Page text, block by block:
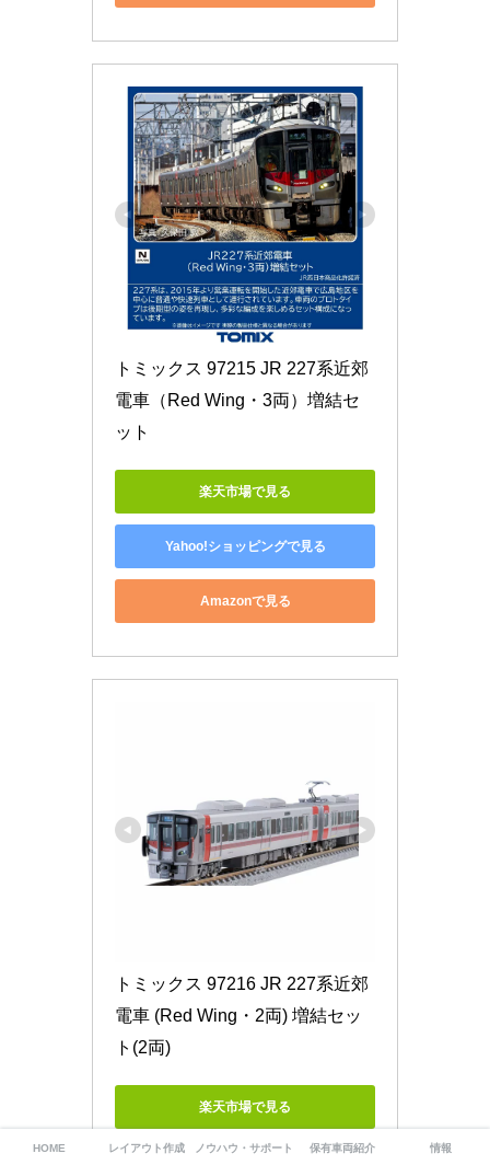
トミックス 97215 JR 227系近郊
電車（Red Wing・3両）増結セ
ット
楽天市場で見る
Yahoo!ショッピングで見る
Amazonで見る
トミックス 97216 JR 227系近郊
電車 (Red Wing・2両) 増結セッ
ト(2両)
楽天市場で見る
HOME レイアウト作成 ノウハウ・サポート 保有車両紹介 情報